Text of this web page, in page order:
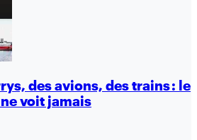
des avions, des trains : le
voit jamais